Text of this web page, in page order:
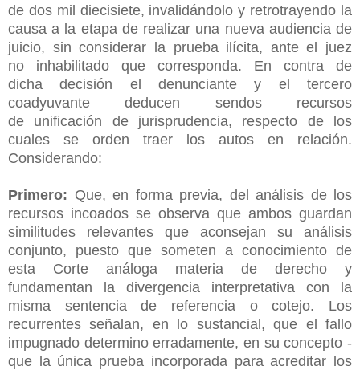
de dos mil diecisiete, invalidándolo y retrotrayendo la
causa a la etapa de realizar una nueva audiencia de
juicio, sin considerar la prueba ilícita, ante el juez
no inhabilitado que corresponda. En contra de
dicha decisión el denunciante y el tercero
coadyuvante deducen sendos recursos
de unificación de jurisprudencia, respecto de los
cuales se orden traer los autos en relación.
Considerando:
Primero: Que, en forma previa, del análisis de los
recursos incoados se observa que ambos guardan
similitudes relevantes que aconsejan su análisis
conjunto, puesto que someten a conocimiento de
esta Corte análoga materia de derecho y
fundamentan la divergencia interpretativa con la
misma sentencia de referencia o cotejo. Los
recurrentes señalan, en lo sustancial, que el fallo
impugnado determino erradamente, en su concepto -
que la única prueba incorporada para acreditar los